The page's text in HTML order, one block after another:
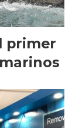
primer